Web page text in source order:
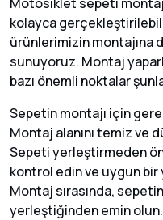
kolayca
ürünlerimizin montajına
sunuyoruz. Montaj
bazı önemli noktalar
Sepetin montajı için
Montaj alanını temiz ve
Sepeti yerleştirmeden
kontrol edin ve uygun bir
Montaj sırasında,
yerleştiğinden emin olun.